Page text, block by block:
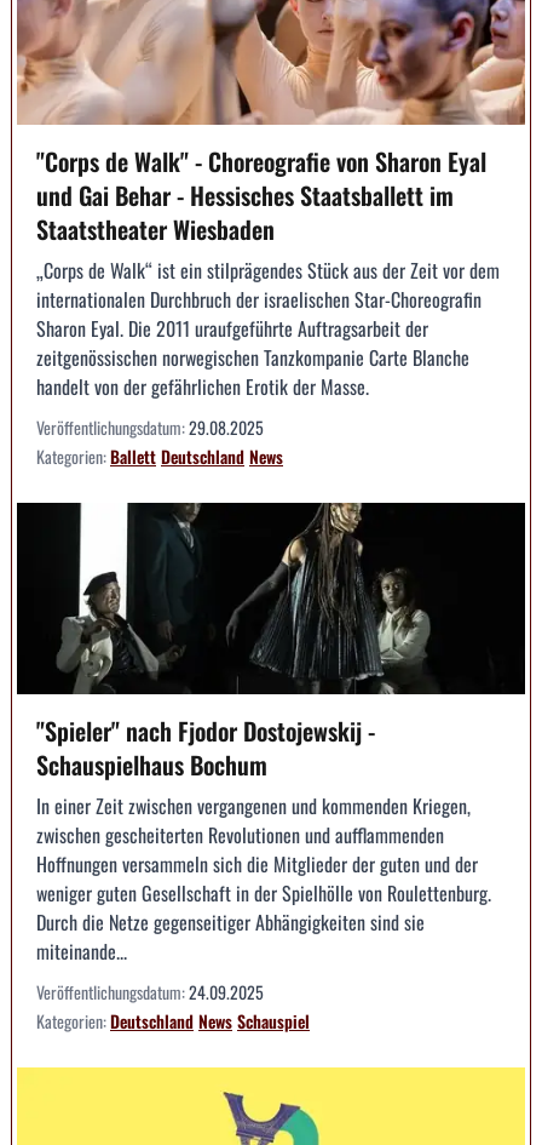
"Corps de Walk" - Choreografie von Sharon Eyal
und Gai Behar - Hessisches Staatsballett im
Staatstheater Wiesbaden
„Corps de Walk“ ist ein stilprägendes Stück aus der Zeit vor dem
internationalen Durchbruch der israelischen Star-Choreografin
Sharon Eyal. Die 2011 uraufgeführte Auftragsarbeit der
zeitgenössischen norwegischen Tanzkompanie Carte Blanche
handelt von der gefährlichen Erotik der Masse.
Veröffentlichungsdatum:29.08.2025
Kategorien:BallettDeutschlandNews
"Spieler" nach Fjodor Dostojewskij -
Schauspielhaus Bochum
In einer Zeit zwischen vergangenen und kommenden Kriegen,
zwischen gescheiterten Revolutionen und aufflammenden
Hoffnungen versammeln sich die Mitglieder der guten und der
weniger guten Gesellschaft in der Spielhölle von Roulettenburg.
Durch die Netze gegenseitiger Abhängigkeiten sind sie
miteinande...
Veröffentlichungsdatum:24.09.2025
Kategorien:DeutschlandNewsSchauspiel